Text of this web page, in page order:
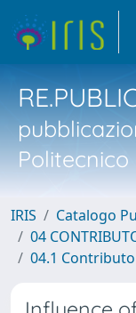
IRIS
Catalogo
04
04.1